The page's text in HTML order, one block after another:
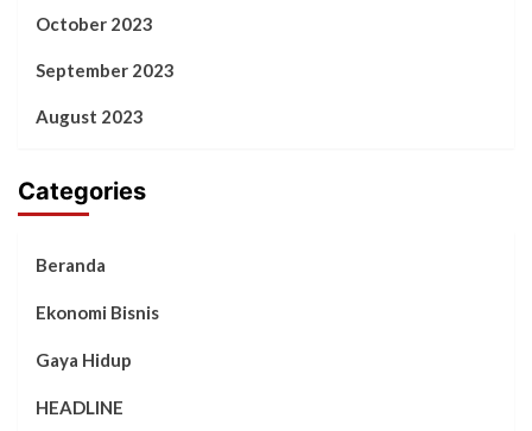
October 2023
September 2023
August 2023
Categories
Beranda
Ekonomi Bisnis
Gaya Hidup
HEADLINE